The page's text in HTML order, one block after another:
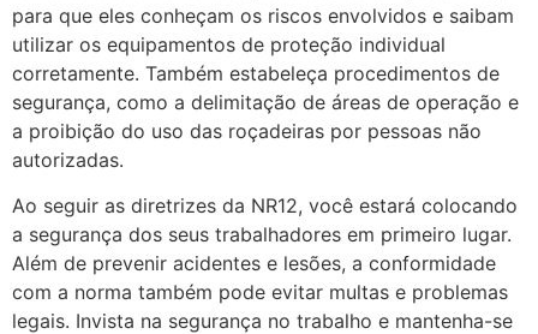
para que eles conheçam os riscos envolvidos e saibam
utilizar os equipamentos de proteção individual
corretamente. Também estabeleça procedimentos de
segurança, como a delimitação de áreas de operação e
a proibição do uso das roçadeiras por pessoas não
autorizadas.
Ao seguir as diretrizes da NR12, você estará colocando
a segurança dos seus trabalhadores em primeiro lugar.
Além de prevenir acidentes e lesões, a conformidade
com a norma também pode evitar multas e problemas
legais. Invista na segurança no trabalho e mantenha-se